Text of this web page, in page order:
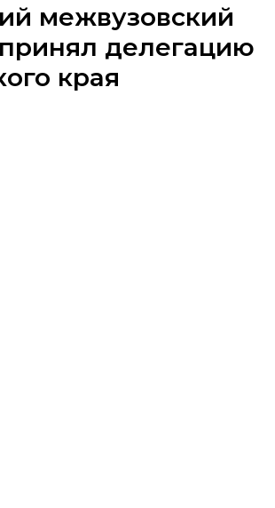
межвузовский
делегацию
края